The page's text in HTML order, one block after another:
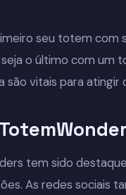
seu totem com
o último com um
vitais para atingir
tem sido
As redes sociais